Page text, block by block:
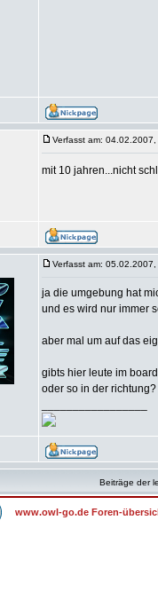
Verfasst am:
mit 10 jahren...nicht
Verfasst am:
ja die umgebung hat
und es wird nur immer
aber mal um auf das
gibts hier leute im
oder so in der richtung?
Beiträge der
www.owl-go.de Foren-